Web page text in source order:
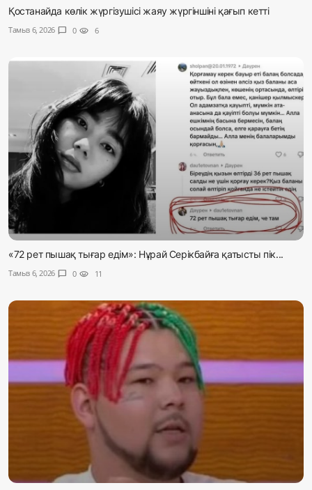
Қостанайда көлік жүргізушісі жаяу жүргіншіні қағып кетті
Тамыз 6, 2026 chat_bubble 0 visibility 6
«72 рет пышақ тығар едім»: Нұрай Серікбайға қатысты пік...
Тамыз 6, 2026 chat_bubble 0 visibility 11